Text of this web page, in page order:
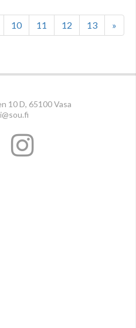
10 11 12 13 »
10 D, 65100 Vasa